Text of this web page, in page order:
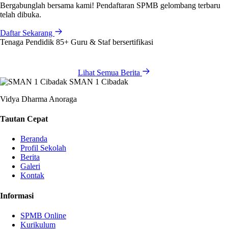
Bergabunglah bersama kami! Pendaftaran SPMB gelombang terbaru
telah dibuka.
Daftar Sekarang
Tenaga Pendidik 85+ Guru & Staf bersertifikasi
Lihat Semua Berita
SMAN 1 Cibadak
Vidya Dharma Anoraga
Tautan Cepat
Beranda
Profil Sekolah
Berita
Galeri
Kontak
Informasi
SPMB Online
Kurikulum